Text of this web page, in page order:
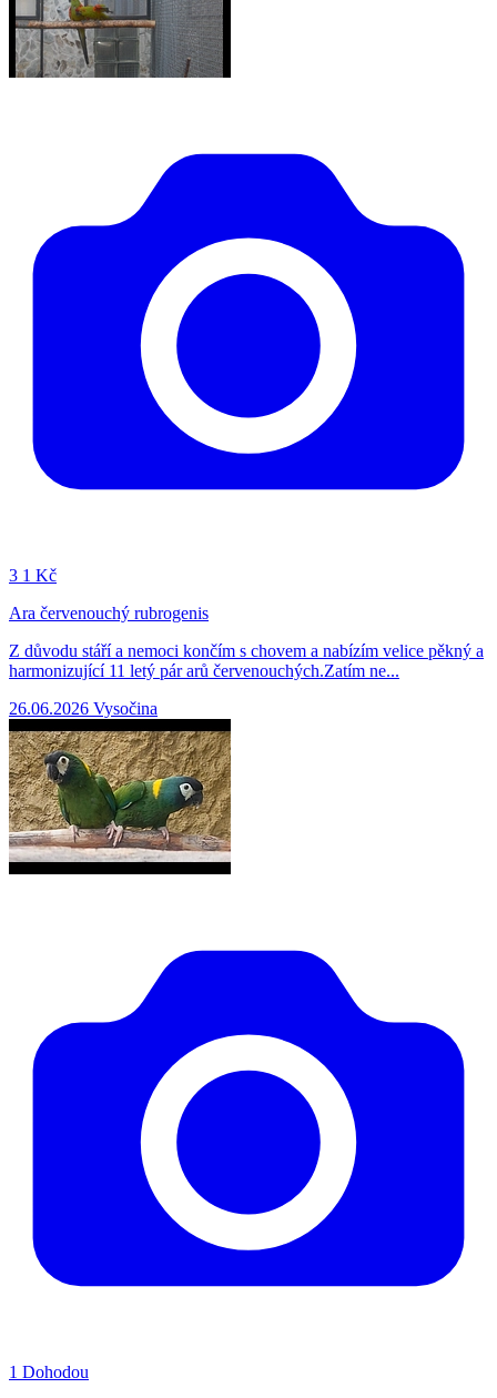
3 1 Kč
Ara červenouchý rubrogenis
Z důvodu stáří a nemoci končím s chovem a nabízím velice pěkný a
harmonizující 11 letý pár arů červenouchých.Zatím ne...
26.06.2026 Vysočina
1 Dohodou